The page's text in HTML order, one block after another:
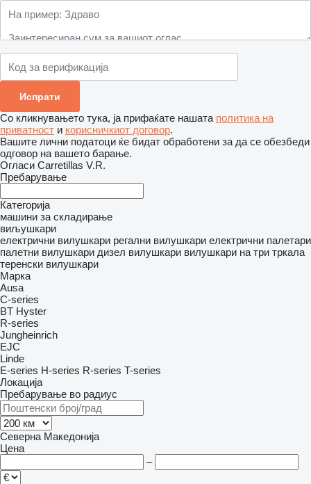
Со кликнувањето тука, ја прифаќате нашата политика на
приватност и корисничкиот договор.
Вашите лични податоци ќе бидат обработени за да се обезбеди
одговор на вашето барање.
Огласи Carretillas V.R.
Пребарување
Категорија
машини за складирање
виљушкари
електрични вилушкари регални вилушкари електрични палетари
палетни вилушкари дизел вилушкари вилушкари на три тркала
теренски вилушкари
Марка
Ausa
C-series
BT Hyster
R-series
Jungheinrich
EJC
Linde
E-series H-series R-series T-series
Локација
Пребарување во радиус
Северна Македонија
Цена
–